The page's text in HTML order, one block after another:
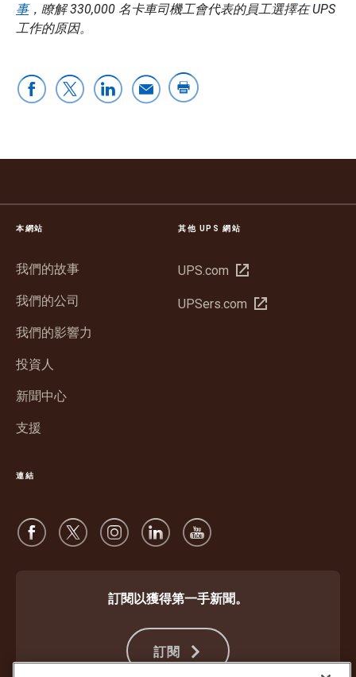
事，瞭解 330,000 名卡車司機工會代表的員工選擇在 UPS
工作的原因。
本網站
我們的故事
我們的公司
我們的影響力
投資人
新聞中心
支援
其他 UPS 網站
UPS.com 在
視
UPSers.com 在
連結
訂閱以獲得第一手新聞。
訂閱